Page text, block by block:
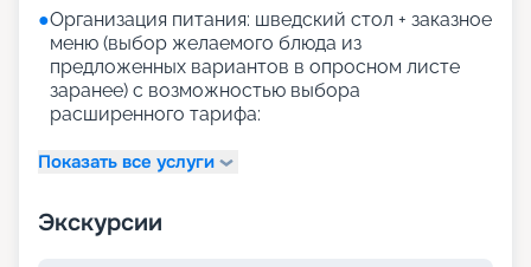
●Организация питания: шведский стол + заказное
меню (выбор желаемого блюда из
предложенных вариантов в опросном листе
заранее) с возможностью выбора
расширенного тарифа:
Показать все услуги
Экскурсии